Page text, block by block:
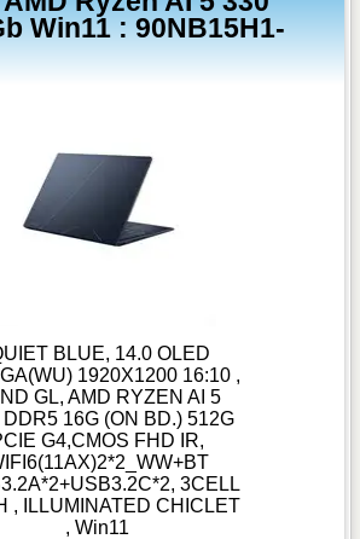
Win11 : 90NB15H1-
BLUE, 14.0 OLED
1920X1200 16:10 ,
GL, AMD RYZEN AI 5
DDR5 16G (ON BD.) 512G
G4,CMOS FHD IR,
3CELL
, ILLUMINATED CHICLET
, Win11